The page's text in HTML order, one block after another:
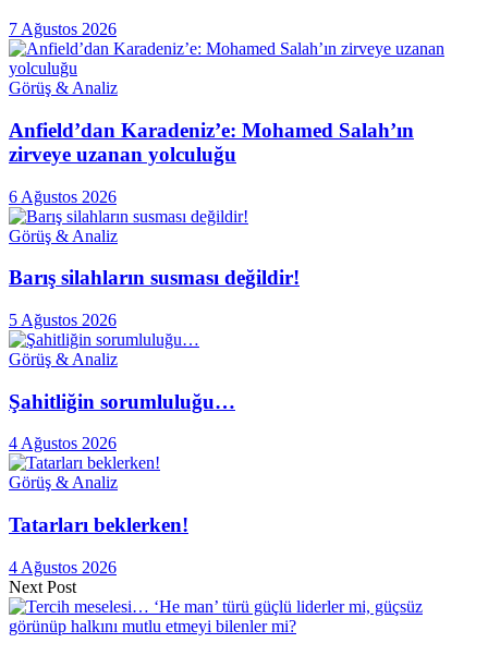
7 Ağustos 2026
Görüş & Analiz
Anfield’dan Karadeniz’e: Mohamed Salah’ın
zirveye uzanan yolculuğu
6 Ağustos 2026
Görüş & Analiz
Barış silahların susması değildir!
5 Ağustos 2026
Görüş & Analiz
Şahitliğin sorumluluğu…
4 Ağustos 2026
Görüş & Analiz
Tatarları beklerken!
4 Ağustos 2026
Next Post